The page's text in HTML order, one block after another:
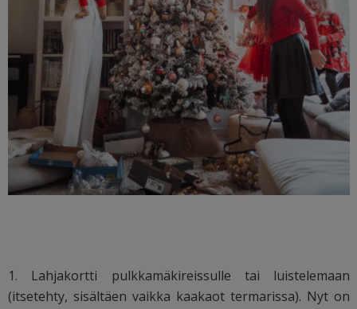
1. Lahjakortti pulkkamäkireissulle tai luistelemaan
(itsetehty, sisältäen vaikka kaakaot termarissa). Nyt on